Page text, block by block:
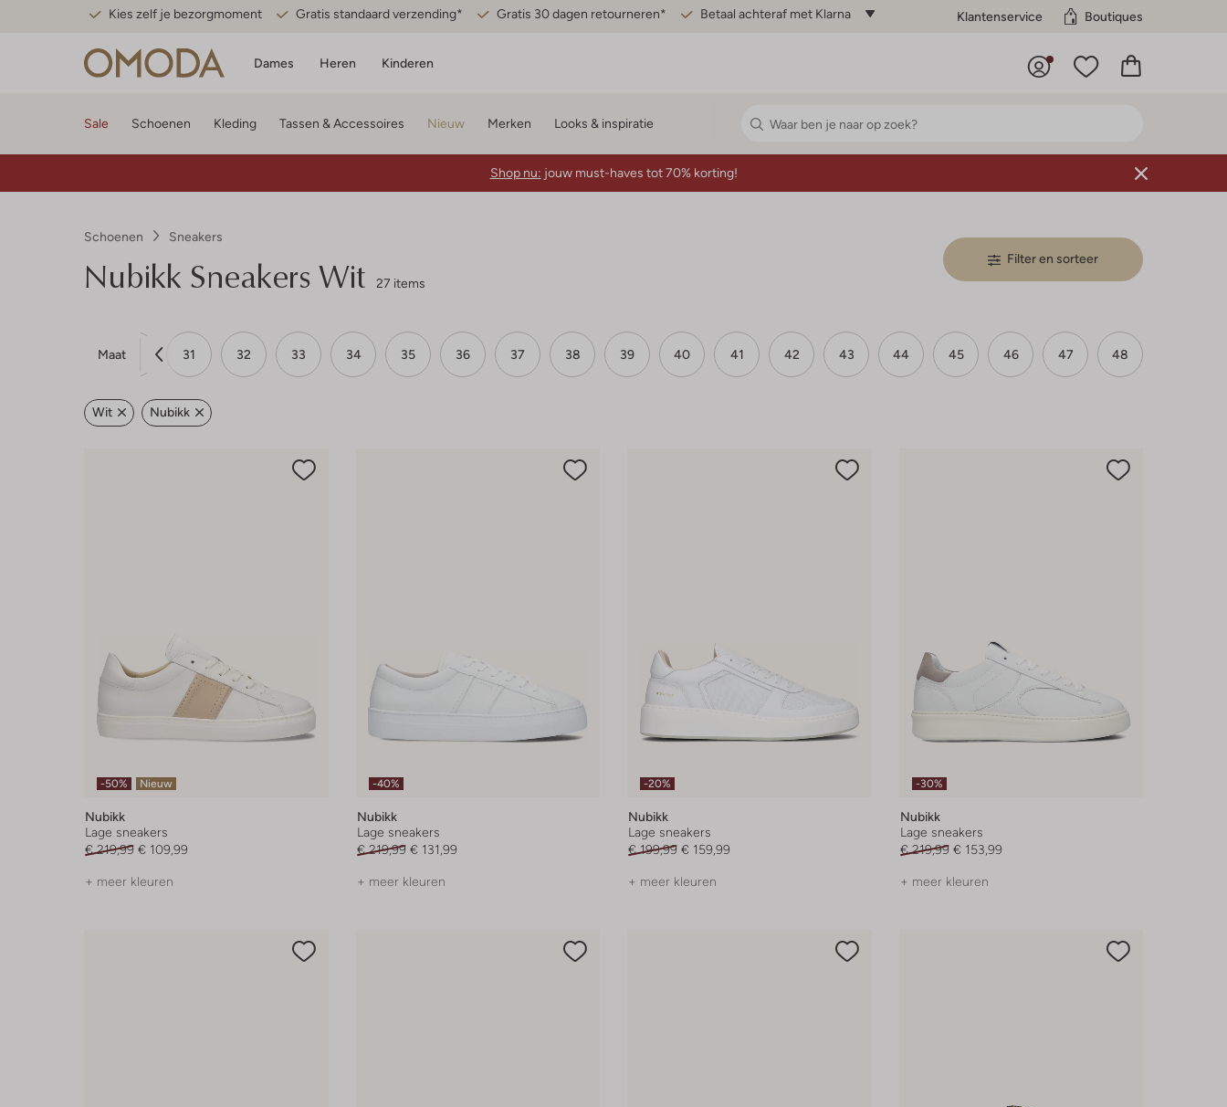
Kies zelf je bezorgmoment Gratis standaard verzending* Gratis 30 dagen retourneren* Betaal achteraf met Klarna Klantenservice Boutiques
Dames Heren Kinderen
Sale Schoenen Kleding Tassen & Accessoires Nieuw Merken Looks & inspiratie
Shop nu: jouw must-haves tot 70% korting!
Schoenen Sneakers
Nubikk Sneakers Wit 27 items
Filter en sorteer
Maat 31 32 33 34 35 36 37 38 39 40 41 42 43 44 45 46 47 48
Wit Nubikk
-50% Nieuw
Nubikk
Lage sneakers
€ 219,99 € 109,99
+ meer kleuren
-40%
Nubikk
Lage sneakers
€ 219,99 € 131,99
+ meer kleuren
-20%
Nubikk
Lage sneakers
€ 199,99 € 159,99
+ meer kleuren
-30%
Nubikk
Lage sneakers
€ 219,99 € 153,99
+ meer kleuren